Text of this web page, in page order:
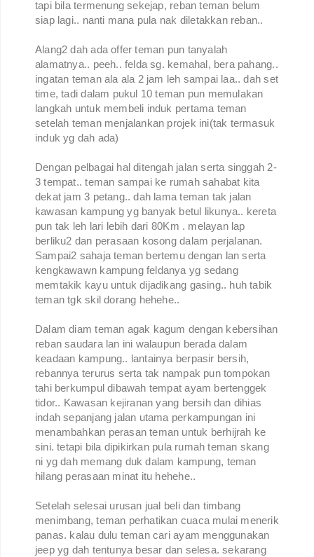
tapi bila termenung sekejap, reban teman belum
siap lagi.. nanti mana pula nak diletakkan reban..
Alang2 dah ada offer teman pun tanyalah
alamatnya.. peeh.. felda sg. kemahal, bera pahang..
ingatan teman ala ala 2 jam leh sampai laa.. dah set
time, tadi dalam pukul 10 teman pun memulakan
langkah untuk membeli induk pertama teman
setelah teman menjalankan projek ini(tak termasuk
induk yg dah ada)
Dengan pelbagai hal ditengah jalan serta singgah 2-
3 tempat.. teman sampai ke rumah sahabat kita
dekat jam 3 petang.. dah lama teman tak jalan
kawasan kampung yg banyak betul likunya.. kereta
pun tak leh lari lebih dari 80Km . melayan lap
berliku2 dan perasaan kosong dalam perjalanan.
Sampai2 sahaja teman bertemu dengan lan serta
kengkawawn kampung feldanya yg sedang
memtakik kayu untuk dijadikang gasing.. huh tabik
teman tgk skil dorang hehehe..
Dalam diam teman agak kagum dengan kebersihan
reban saudara lan ini walaupun berada dalam
keadaan kampung.. lantainya berpasir bersih,
rebannya terurus serta tak nampak pun tompokan
tahi berkumpul dibawah tempat ayam bertenggek
tidor.. Kawasan kejiranan yang bersih dan dihias
indah sepanjang jalan utama perkampungan ini
menambahkan perasan teman untuk berhijrah ke
sini. tetapi bila dipikirkan pula rumah teman skang
ni yg dah memang duk dalam kampung, teman
hilang perasaan minat itu hehehe..
Setelah selesai urusan jual beli dan timbang
menimbang, teman perhatikan cuaca mulai menerik
panas. kalau dulu teman cari ayam menggunakan
jeep yg dah tentunya besar dan selesa. sekarang